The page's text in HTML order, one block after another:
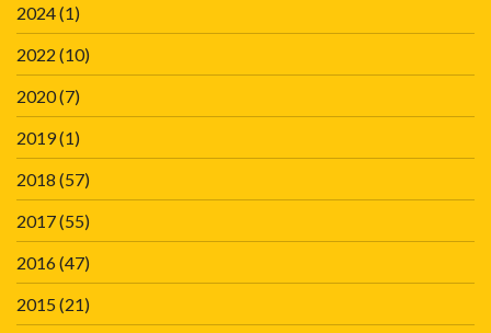
2024(1)
2022 (10)
2020(7)
2019(1)
2018 (57)
2017(55)
2016(47)
2015(21)